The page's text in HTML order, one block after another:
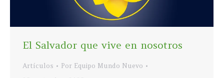
El Salvador que vive en nosotros
Artículos Por Equipo Mundo Nuevo